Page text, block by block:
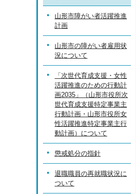
山形市障がい者活躍推進
計画
山形市の障がい者雇用状
況について
「次世代育成支援・女性
活躍推進のための行動計
画2035」（山形市役所次
世代育成支援特定事業主
行動計画・山形市役所女
性活躍推進特定事業主行
動計画）について
懲戒処分の指針
退職職員の再就職状況に
ついて